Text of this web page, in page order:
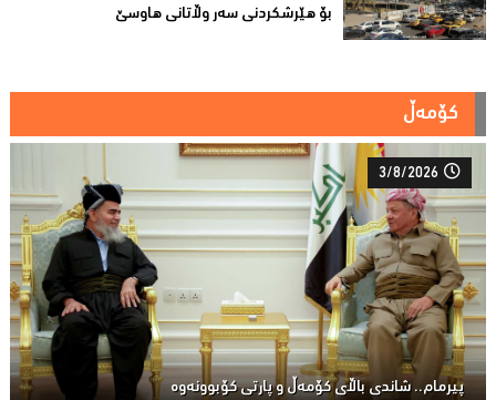
بۆ هێرشکردنى سەر وڵاتانی هاوسێ
کۆمەڵ
3/8/2026
پیرمام.. شاندی باڵای كۆمه‌ڵ و پارتی كۆبوونه‌وه‌